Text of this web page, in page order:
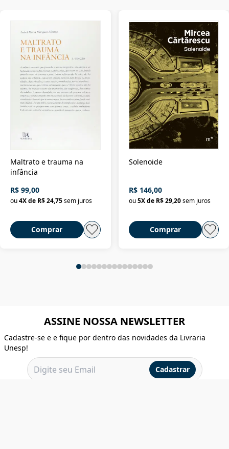
Maltrato e trauma na
infância
R$ 99,00
ou4X de R$ 24,75sem juros
Comprar
Solenoide
R$ 146,00
ou 5X de R$ 29,20 sem juros
Comprar
ASSINE NOSSA NEWSLETTER
Cadastre-se e e fique por dentro das novidades da Livraria
Unesp!
Cadastrar